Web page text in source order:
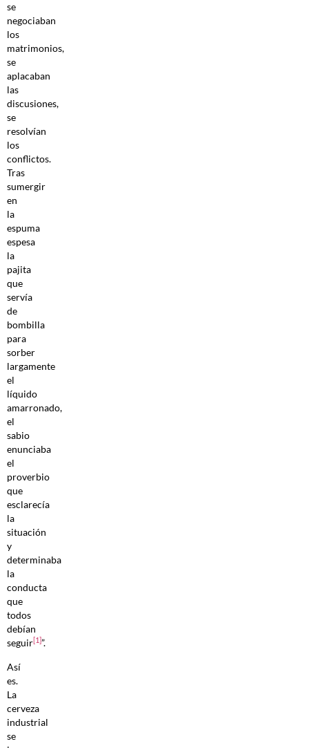
se
negociaban
los
matrimonios,
se
aplacaban
las
discusiones,
se
resolvían
los
conflictos.
Tras
sumergir
en
la
espuma
espesa
la
pajita
que
servía
de
bombilla
para
sorber
largamente
el
líquido
amarronado,
el
sabio
enunciaba
el
proverbio
que
esclarecía
la
situación
y
determinaba
la
conducta
que
todos
debían
seguir[1]”.
Así
es.
La
cerveza
industrial
se